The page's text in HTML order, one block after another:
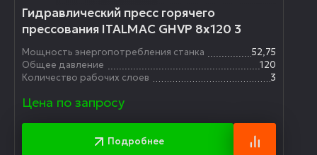
Гидравлический пресс горячего
прессования ITALMAC GHVP 8x120 3
Мощность энергопотребления станка
52,75
Общее давление
120
Количество рабочих слоев
3
Цена по запросу
Подробнее